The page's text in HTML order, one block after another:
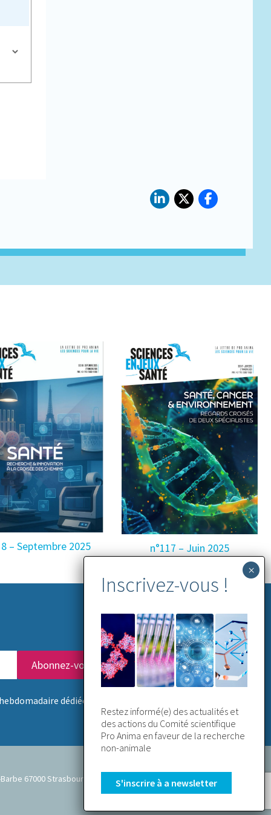
– Septembre 2025 n°117 – Juin 2025
dédiée aux NAMs
67000 Strasbourg
Restez informé(e) des actualités et
des actions du Comité scientifique
Pro Anima en faveur de la recherche
non-animale
S'inscrire à a newsletter